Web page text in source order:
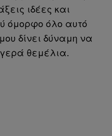
ιδέες και
όμορφο όλο αυτό
δίνει δύναμη να
θεμέλια.